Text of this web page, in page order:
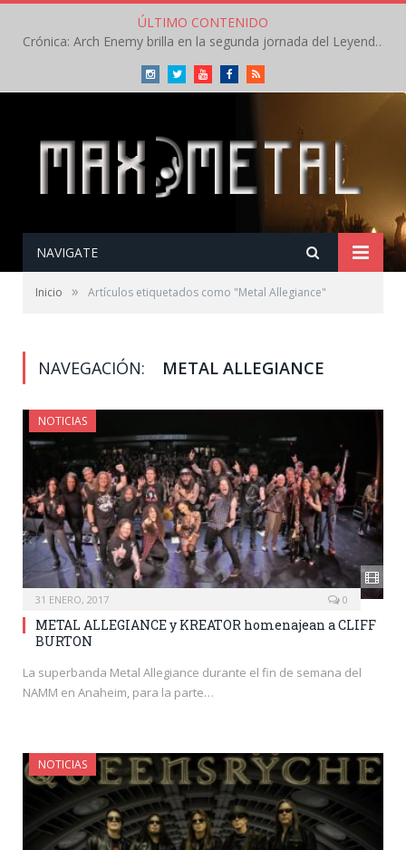
ÚLTIMO CONTENIDO
Crónica: Arch Enemy brilla en la segunda jornada del Leyendas del Rock – Jueves – Agosto 2026
InstagramTwitterYoutubeFacebookRSS
NAVIGATE
Inicio » Artículos etiquetados como "Metal Allegiance"
NAVEGACIÓN: METAL ALLEGIANCE
NOTICIAS
31 ENERO, 2017 0
METAL ALLEGIANCE y KREATOR homenajean a CLIFF
BURTON
La superbanda Metal Allegiance durante el fin de semana del
NAMM en Anaheim, para la parte…
NOTICIAS